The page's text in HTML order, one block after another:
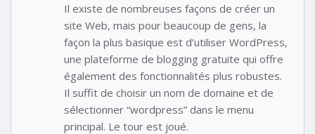
Il existe de nombreuses façons de créer un
site Web, mais pour beaucoup de gens, la
façon la plus basique est d’utiliser WordPress,
une plateforme de blogging gratuite qui offre
également des fonctionnalités plus robustes.
Il suffit de choisir un nom de domaine et de
sélectionner “wordpress” dans le menu
principal. Le tour est joué.